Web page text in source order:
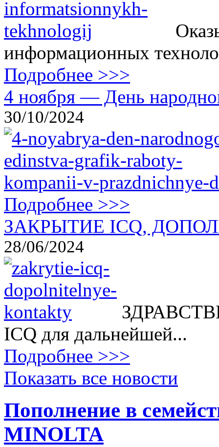
информационных
Подробнее >>>
4 ноября — День
30/10/2024
Подробнее >>>
ЗАКРЫТИЕ ICQ,
28/06/2024
ICQ для дальнейшей...
Подробнее >>>
Показать все новости
Пополнение в
MINOLTA